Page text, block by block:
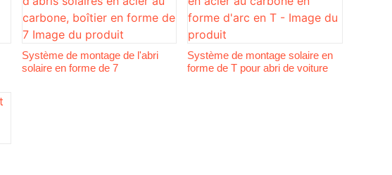
Système de montage de l'abri
solaire en forme de 7
Système de montage solaire en
forme de T pour abri de voiture